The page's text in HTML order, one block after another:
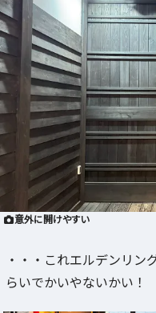
意外に開けやすい
・・・これエルデンリン
らいでかいやないかい！